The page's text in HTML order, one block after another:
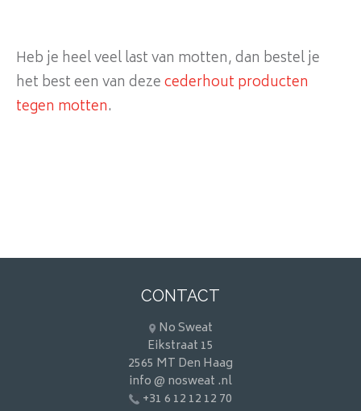
Heb je heel veel last van motten, dan bestel je
het best een van dezecederhout producten
tegen motten.
CONTACT
No Sweat
Eikstraat 15
2565 MT Den Haag
info @ nosweat .nl
+31 6 12 12 12 70